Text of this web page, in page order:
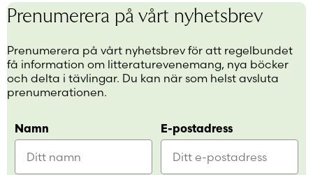
Prenumerera på vårt nyhetsbrev
Prenumerera på vårt nyhetsbrev för att regelbundet
få information om litteraturevenemang, nya böcker
och delta i tävlingar. Du kan när som helst avsluta
prenumerationen.
Namn E-postadress